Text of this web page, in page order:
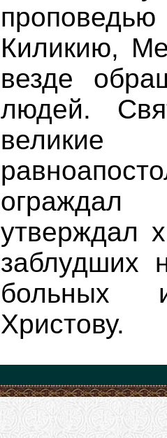
Киликию,
везде
людей.
ограждал
утверждал
заблудших
больных
Христову.